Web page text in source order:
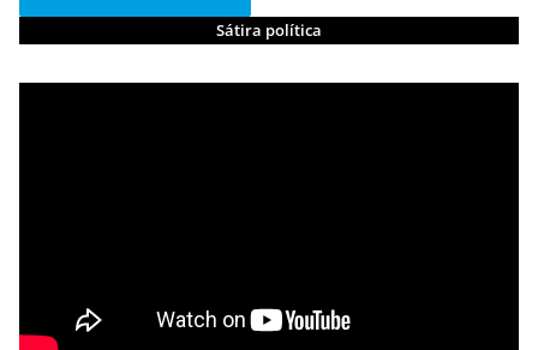
Sátira política